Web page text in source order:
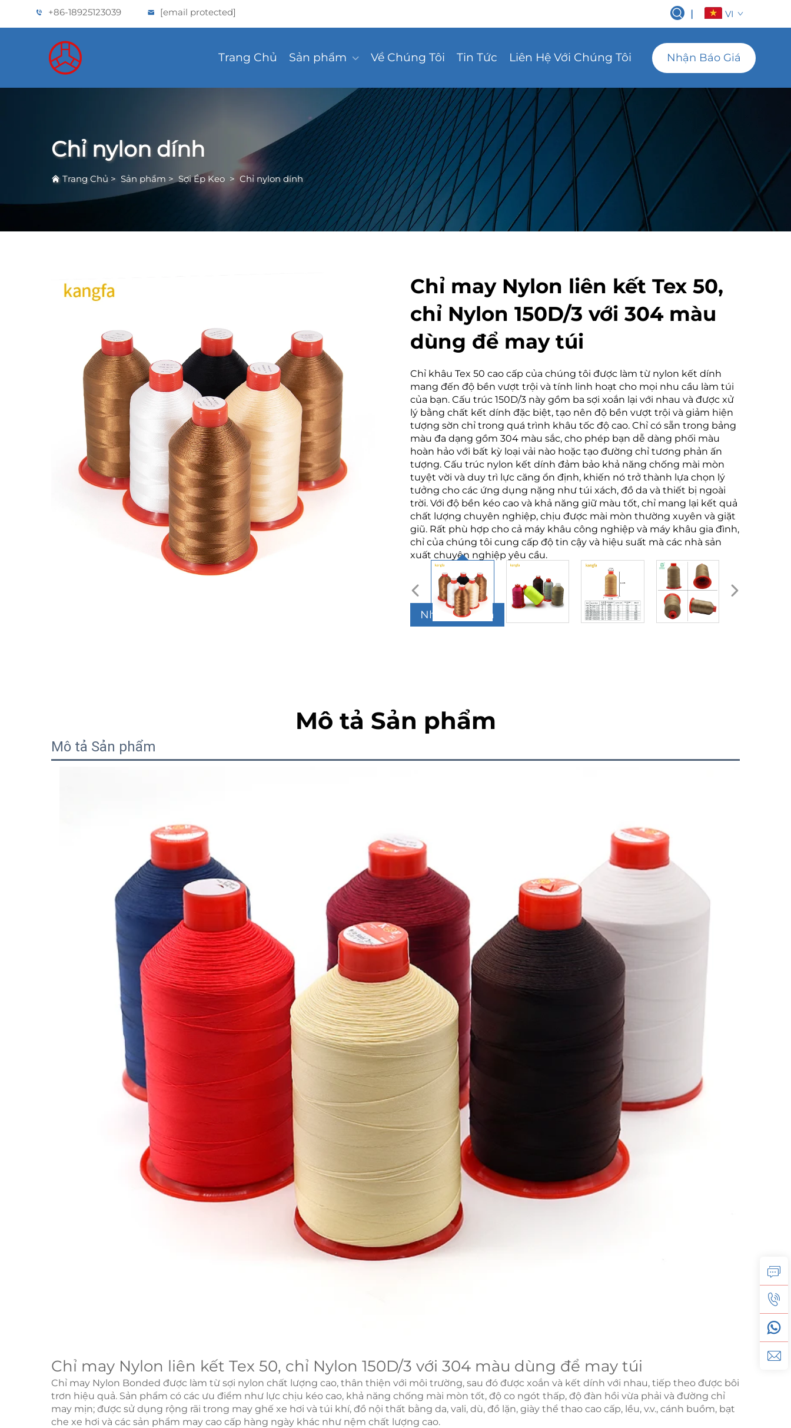
+86-18925123039 [email protected] | VI
Trang Chủ Sản phẩm Về Chúng Tôi Tin Tức Liên Hệ Với Chúng Tôi Nhận Báo Giá
Chỉ nylon dính
Trang Chủ > Sản phẩm > Sợi Ép Keo > Chỉ nylon dính
Chỉ may Nylon liên kết Tex 50,
chỉ Nylon 150D/3 với 304 màu
dùng để may túi
Chỉ khâu Tex 50 cao cấp của chúng tôi được làm từ nylon kết dính
mang đến độ bền vượt trội và tính linh hoạt cho mọi nhu cầu làm túi
của bạn. Cấu trúc 150D/3 này gồm ba sợi xoắn lại với nhau và được xử
lý bằng chất kết dính đặc biệt, tạo nên độ bền vượt trội và giảm hiện
tượng sờn chỉ trong quá trình khâu tốc độ cao. Chỉ có sẵn trong bảng
màu đa dạng gồm 304 màu sắc, cho phép bạn dễ dàng phối màu
hoàn hảo với bất kỳ loại vải nào hoặc tạo đường chỉ tương phản ấn
tượng. Cấu trúc nylon kết dính đảm bảo khả năng chống mài mòn
tuyệt vời và duy trì lực căng ổn định, khiến nó trở thành lựa chọn lý
tưởng cho các ứng dụng nặng như túi xách, đồ da và thiết bị ngoài
trời. Với độ bền kéo cao và khả năng giữ màu tốt, chỉ mang lại kết quả
chất lượng chuyên nghiệp, chịu được mài mòn thường xuyên và giặt
giũ. Rất phù hợp cho cả máy khâu công nghiệp và máy khâu gia đình,
chỉ của chúng tôi cung cấp độ tin cậy và hiệu suất mà các nhà sản
xuất chuyên nghiệp yêu cầu.
Nhận Báo Giá
Mô tả Sản phẩm
Mô tả Sản phẩm
Chỉ may Nylon liên kết Tex 50, chỉ Nylon 150D/3 với 304 màu dùng để may túi
Chỉ may Nylon Bonded được làm từ sợi nylon chất lượng cao, thân thiện với môi trường, sau đó được xoắn và kết dính với nhau, tiếp theo được bôi
trơn hiệu quả. Sản phẩm có các ưu điểm như lực chịu kéo cao, khả năng chống mài mòn tốt, độ co ngót thấp, độ đàn hồi vừa phải và đường chỉ
may mịn; được sử dụng rộng rãi trong may ghế xe hơi và túi khí, đồ nội thất bằng da, vali, dù, đồ lặn, giày thể thao cao cấp, lều, v.v., cánh buồm, bạt
che xe hơi và các sản phẩm may cao cấp hàng ngày khác như nệm chất lượng cao.